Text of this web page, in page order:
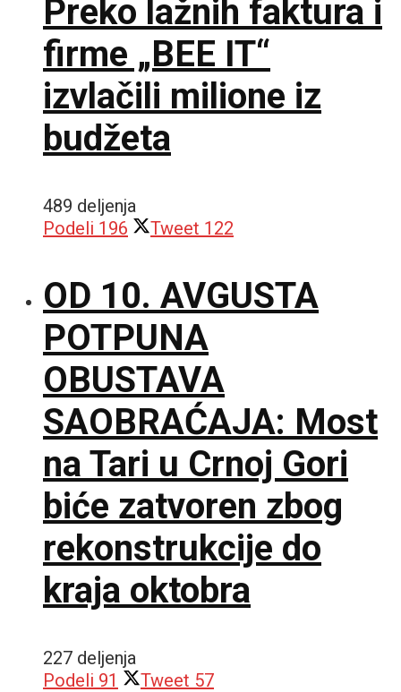
Preko lažnih faktura i
firme „BEE IT“
izvlačili milione iz
budžeta
489 deljenja
Podeli 196 Tweet 122
OD 10. AVGUSTA
POTPUNA
OBUSTAVA
SAOBRAĆAJA: Most
na Tari u Crnoj Gori
biće zatvoren zbog
rekonstrukcije do
kraja oktobra
227 deljenja
Podeli 91 Tweet 57